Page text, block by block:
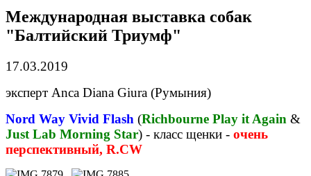
Международная выставка собак
"Балтийский Триумф"
17.03.2019
эксперт Anca Diana Giura (Румыния)
Nord Way Vivid Flash (Richbourne Play it Again &
Just Lab Morning Star) - класс щенки - очень
перспективный, R.CW